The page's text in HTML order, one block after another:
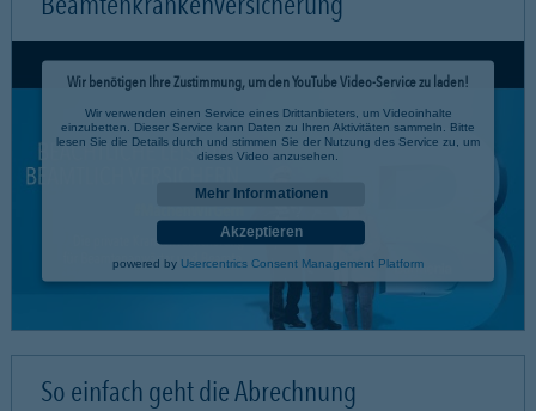
Wir benötigen Ihre Zustimmung, um den YouTube Video-Service zu laden!
Wir verwenden einen Service eines Drittanbieters, um Videoinhalte
einzubetten. Dieser Service kann Daten zu Ihren Aktivitäten sammeln. Bitte
lesen Sie die Details durch und stimmen Sie der Nutzung des Service zu, um
dieses Video anzusehen.
Mehr Informationen
Akzeptieren
powered by Usercentrics Consent Management Platform
So einfach geht die Abrechnung